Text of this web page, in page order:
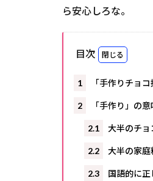
ら安心しろな。
目次
1 「手作りチョ
2 「手作り」の
2.1 大半のチョ
2.2 大半の家庭
2.3 国語的に